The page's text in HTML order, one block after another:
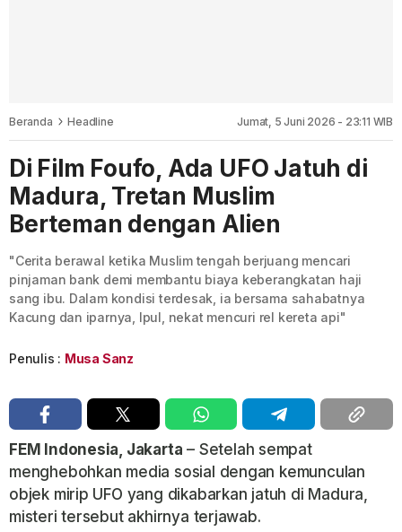
Beranda Headline Jumat, 5 Juni 2026 - 23:11 WIB
Di Film Foufo, Ada UFO Jatuh di
Madura, Tretan Muslim
Berteman dengan Alien
"Cerita berawal ketika Muslim tengah berjuang mencari
pinjaman bank demi membantu biaya keberangkatan haji
sang ibu. Dalam kondisi terdesak, ia bersama sahabatnya
Kacung dan iparnya, Ipul, nekat mencuri rel kereta api"
Penulis : Musa Sanz
FEM Indonesia, Jakarta – Setelah sempat
menghebohkan media sosial dengan kemunculan
objek mirip UFO yang dikabarkan jatuh di Madura,
misteri tersebut akhirnya terjawab.